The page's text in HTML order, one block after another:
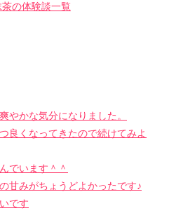
の体験談一覧
やかな気分になりました。
良くなってきたので続けてみよ
でいます＾＾
甘みがちょうどよかったです♪
です